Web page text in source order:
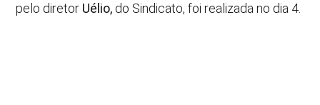
pelo diretor Uélio, do Sindicato, foi realizada no dia 4.